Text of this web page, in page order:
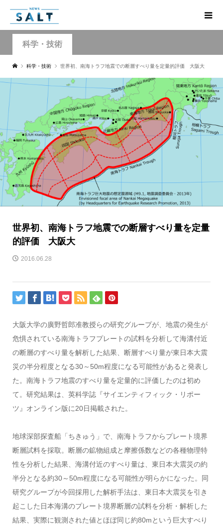
科学・技術
科学・技術 世界初、南海トラフ地震での断層すべり量を定量的評価 大阪大
世界初、南海トラフ地震での断層すべり量を定量
的評価 大阪大
2016.06.28
大阪大学の廣野哲郎准教授らの研究グループが、地震の発生が
危惧されている南海トラフプレートの試料を分析して海溝付近
の断層のすべり量を解析した結果、断層すべり量が東日本大震
災の半分程度となる30～50m程度になる可能性があると発表し
た。南海トラフ地震のすべり量を定量的に評価したのは初め
て。研究結果は、英科学誌『サイエンティフィック・リポー
ツ』オンライン版に20日掲載された。
地球深部探査船「ちきゅう」で、南海トラフからプレート境界
断層試料を採取。断層の鉱物組成と摩擦係数などの各種物理特
性を分析した結果、海溝付近のすべり量は、東日本大震災の約
半分となる約30～50m程度になる可能性が明らかになった。同
研究グループが今回採用した解析手法は、東日本大震災を引き
起こした日本海溝のプレート境界断層の試料を分析・解析した
結果、実際に観測された値とほぼ同じ約80mという巨大すべり